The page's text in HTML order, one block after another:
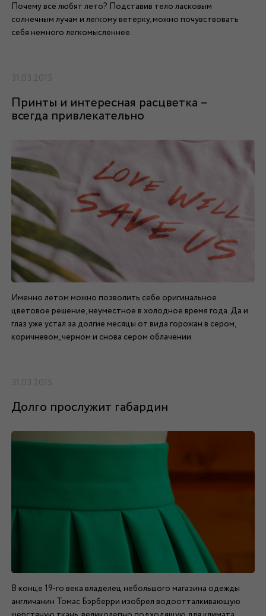
Почему все любят лето? Подставив тело ласковым
солнечным лучам и легкому ветерку, можно почувствовать
себя немного легкомысленнее.
31.03.2015
Принты и интересная расцветка –
всегда привлекательно
Именно летом можно позволить себе оригинальное
цветовое решение, неуместное в холодное время года. Да и
глаз уже устал за долгие месяцы от вида горожан в сером,
коричневом, черном и снова сером облачении.
31.03.2015
Долго прослужит габардин
В конце 19-го века владелец небольшого магазина одежды
англичанин Томас Бэрберри изобрел водоотталкивающую